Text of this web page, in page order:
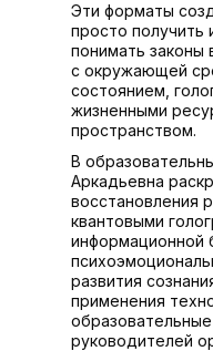
Эти форматы
просто получить
понимать законы
с окружающей
состоянием,
жизненными
пространством.
В
Аркадьевна
восстановления
квантовыми
информационной
развития
применения
руководителей